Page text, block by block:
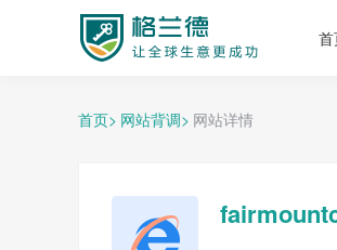
格兰德外贸获客平台
首页> 网站背调> 网站详情